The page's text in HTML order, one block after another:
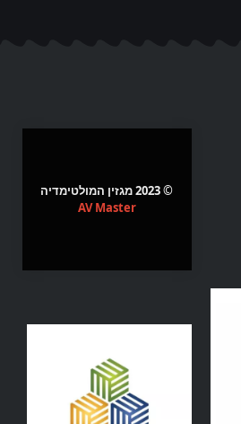
© 2023 מגזין המולטימדיה
AV Master